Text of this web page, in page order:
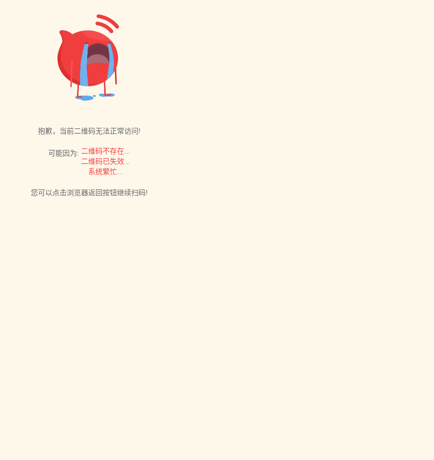
抱歉，当前二维码无法正常访问!
可能因为: 二维码不存在...
二维码已失效...
系统繁忙...
您可以点击浏览器返回按钮继续扫码!